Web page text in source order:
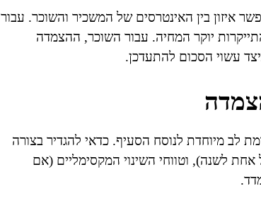
איזון בין האינטרסים של המשכיר והשוכר. עבור
יוקר המחיה. עבור השוכר, ההצמדה
עשוי הסכום להתעדכן.
מיוחדת לנוסח הסעיף. כדאי להגדיר בצורה
לשנה), וטווחי השינוי המקסימליים (אם